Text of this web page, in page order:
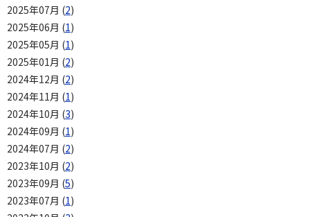
2025年07月 (2)
2025年06月 (1)
2025年05月 (1)
2025年01月 (2)
2024年12月 (2)
2024年11月 (1)
2024年10月 (3)
2024年09月 (1)
2024年07月 (2)
2023年10月 (2)
2023年09月 (5)
2023年07月 (1)